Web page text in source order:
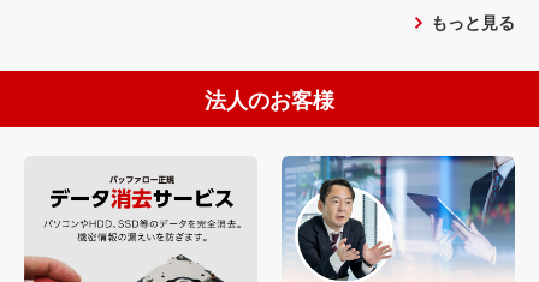
もっと見る
法人のお客様